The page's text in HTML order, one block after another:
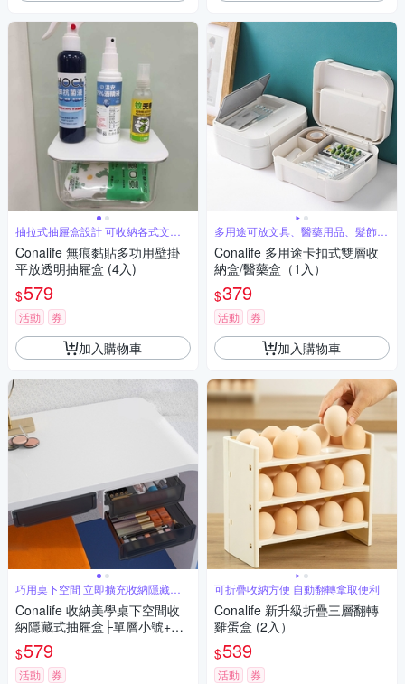
抽拉式抽屜盒設計 可收納各式文具
小物紙巾
Conalife 無痕黏貼多功用壁掛
平放透明抽屜盒 (4入)
$579
活動 券
加入購物車
巧用桌下空間 立即擴充收納隱藏凌
亂
Conalife 收納美學桌下空間收
納隱藏式抽屜盒├單層小號+雙
層大號┤ （1組）
$579
活動 券
多用途可放文具、醫藥用品、髮飾
各式小物
Conalife 多用途卡扣式雙層收
納盒/醫藥盒（1入）
$379
活動 券
加入購物車
可折疊收納方便 自動翻轉拿取便利
Conalife 新升級折疊三層翻轉
雞蛋盒 (2入）
$539
活動 券